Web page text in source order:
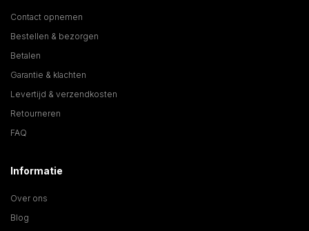
Contact opnemen
Bestellen & bezorgen
Betalen
Garantie & klachten
Levertijd & verzendkosten
Retourneren
FAQ
Informatie
Over ons
Blog